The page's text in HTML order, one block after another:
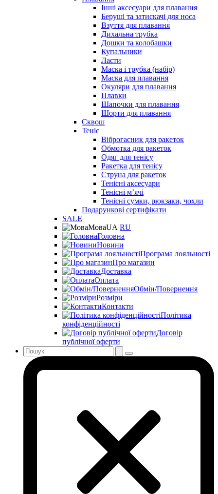
Інші аксесуари для плавання
Беруші та затискачі для носа
Взуття для плавання
Дихальна трубка
Дошки та колобашки
Купальники
Ласти
Маска і трубка (набір)
Маска для плавання
Окуляри для плавання
Плавки
Шапочки для плавання
Шорти для плавання
Сквош
Теніс
Віброгасник для ракеток
Обмотка для ракеток
Одяг для тенісу
Ракетка для тенісу
Струна для ракеток
Тенісні аксесуари
Тенісні мʼячі
Тенісні сумки, рюкзаки, чохли
Подарункові сертифікати
SALE
МоваUA RU
Головна
Новини
Програма лояльності
Про магазин
Доставка
Оплата
Обмін/Повернення
Розміри
Контакти
Політика
конфіденційності
Договір
публічної оферти